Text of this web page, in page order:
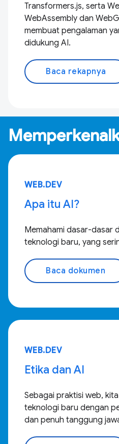
Transformers.js, serta
WebAssembly dan
membuat pengalaman
didukung AI.
Baca rekapnya
WEB.DEV
Apa itu AI?
Memahami dasar-dasar
teknologi baru, yang
Baca dokumen
WEB.DEV
Etika dan AI
Sebagai praktisi web,
teknologi baru dengan
dan penuh tanggung